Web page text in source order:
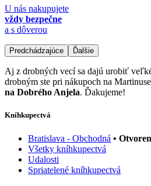
U nás nakupujete
vždy bezpečne
a s dôverou
Predchádzajúce Ďalšie
Aj z drobných vecí sa dajú urobiť
drobným ste pri nákupoch na
na Dobrého Anjela. Ďakujeme!
Kníhkupectvá
Bratislava - Obchodná •
Všetky kníhkupectvá
Udalosti
Spriatelené kníhkupectvá